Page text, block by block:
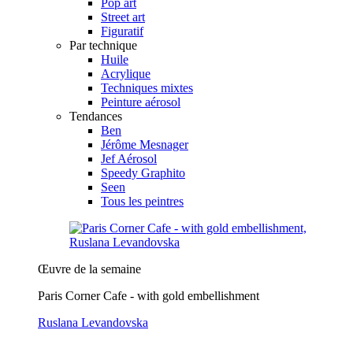
Street art
Figuratif
Par technique
Huile
Acrylique
Techniques mixtes
Peinture aérosol
Tendances
Ben
Jérôme Mesnager
Jef Aérosol
Speedy Graphito
Seen
Tous les peintres
Œuvre de la semaine
Paris Corner Cafe - with gold embellishment
Ruslana Levandovska